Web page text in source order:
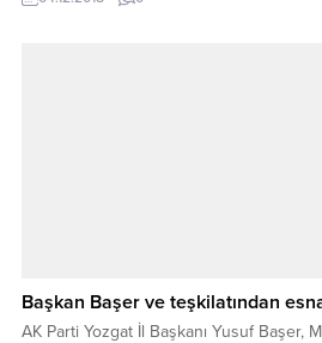
ereceğini söyledi.
Başkan Başer ve teşkilatından
AK Parti Yozgat İl Başkanı Yusuf Başer,